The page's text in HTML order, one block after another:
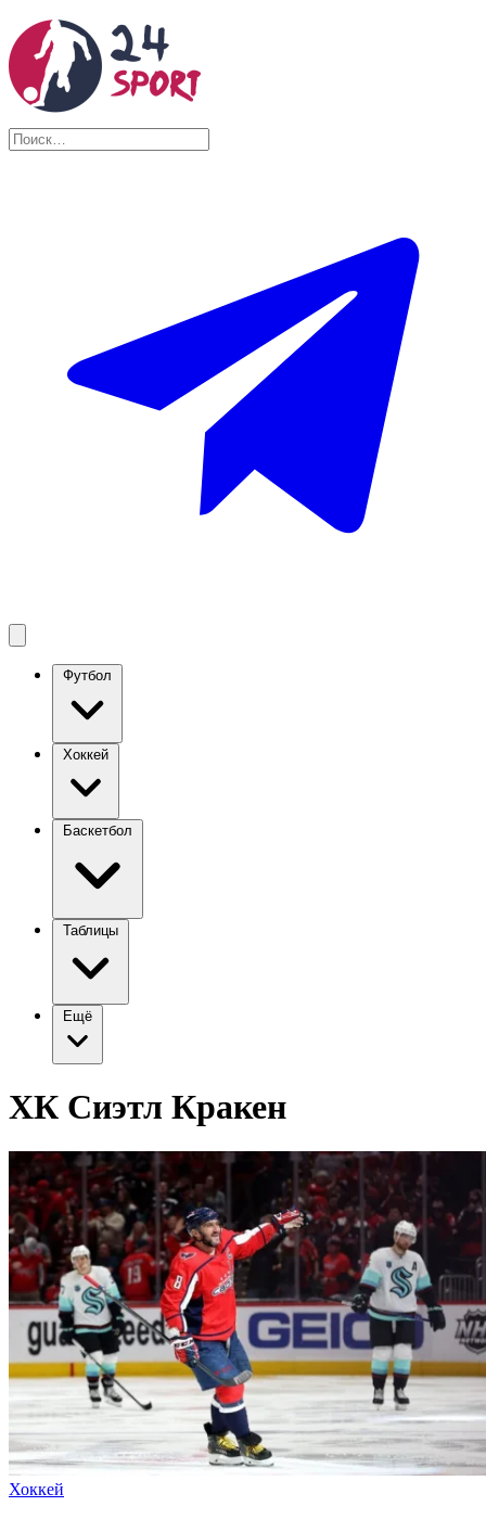
Футбол
Хоккей
Баскетбол
Таблицы
Ещё
ХК Сиэтл Кракен
Хоккей